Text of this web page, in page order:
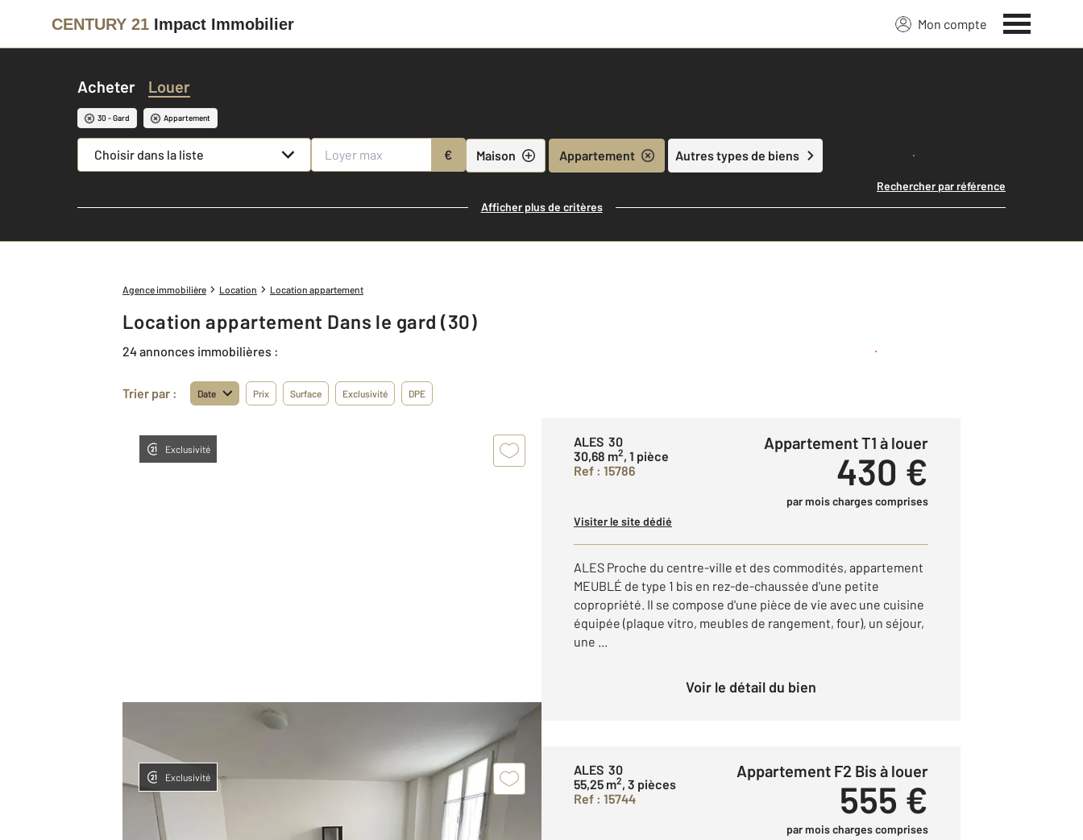
CENTURY 21 Impact Immobilier Mon compte
Acheter Louer
30 - Gard Appartement
Choisir dans la liste € Maison Appartement Autres types de biens Lancer ma recherche
Rechercher par référence
Afficher plus de critères
Agence immobilière Location Location appartement
Location appartement Dans le gard (30)
24 annonces immobilières : Créer une alerte
Trier par : Date Prix Surface Exclusivité DPE
Exclusivité
ALES 30
30,68 m2, 1 pièce
Ref : 15786
Appartement T1 à louer
430 €
par mois charges comprises
Visiter le site dédié
ALES Proche du centre-ville et des commodités, appartement
MEUBLÉ de type 1 bis en rez-de-chaussée d'une petite
copropriété. Il se compose d'une pièce de vie avec une cuisine
équipée (plaque vitro, meubles de rangement, four), un séjour,
une ...
Voir le détail du bien
Exclusivité
ALES 30
55,25 m2, 3 pièces
Ref : 15744
Appartement F2 Bis à louer
555 €
par mois charges comprises